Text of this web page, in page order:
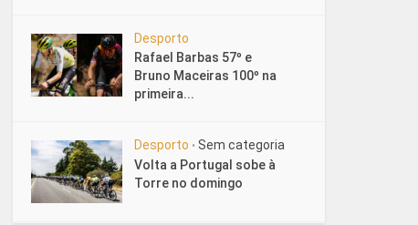
Desporto
Rafael Barbas 57º e
Bruno Maceiras 100º na
primeira...
Desporto • Sem categoria
Volta a Portugal sobe à
Torre no domingo